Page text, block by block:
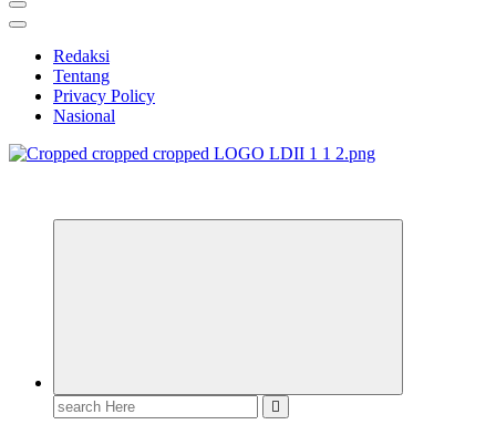
Redaksi
Tentang
Privacy Policy
Nasional
Search
for: